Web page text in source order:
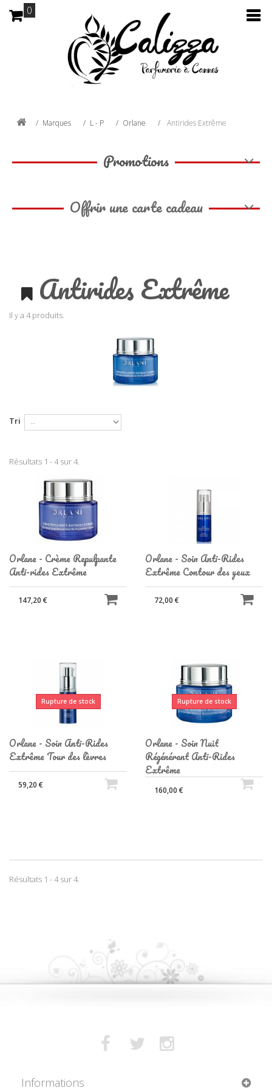
0
Marques L - P Orlane Antirides Extrême
Promotions
Offrir une carte cadeau
Antirides Extrême
Il y a 4 produits.
Tri
Résultats 1 - 4 sur 4.
Orlane - Crème Repulpante
Anti-rides Extrême
147,20 €
Orlane - Soin Anti-Rides
Extrême Contour des yeux
72,00 €
Rupture de stock
Orlane - Soin Anti-Rides
Extrême Tour des lèvres
59,20 €
Rupture de stock
Orlane - Soin Nuit
Régénérant Anti-Rides
Extrême
160,00 €
Résultats 1 - 4 sur 4.
Informations